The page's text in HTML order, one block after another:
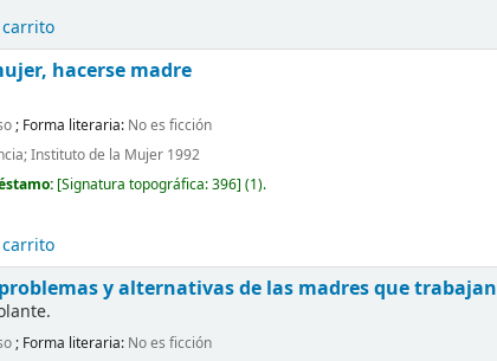
hacerse madre
; Forma literaria: No es ficción
Instituto de la Mujer 1992
[Signatura topográfica:396](1).
y alternativas de las madres que trabajan
; Forma literaria: No es ficción